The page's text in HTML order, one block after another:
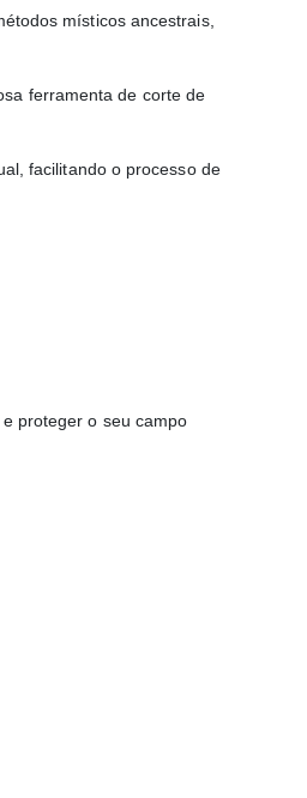
místicos ancestrais,
ferramenta de corte de
facilitando o processo de
proteger o seu campo